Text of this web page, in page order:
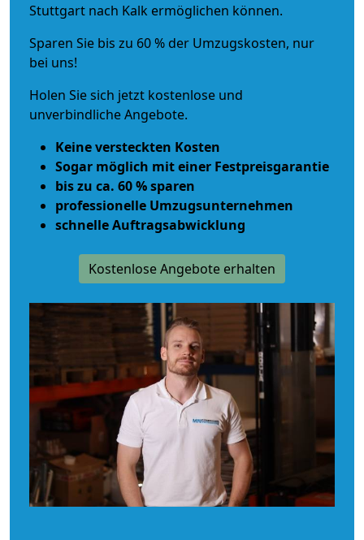
Stuttgart nach Kalk ermöglichen können.
Sparen Sie bis zu 60 % der Umzugskosten, nur
bei uns!
Holen Sie sich jetzt kostenlose und
unverbindliche Angebote.
Keine versteckten Kosten
Sogar möglich mit einer Festpreisgarantie
bis zu ca. 60 % sparen
professionelle Umzugsunternehmen
schnelle Auftragsabwicklung
Kostenlose Angebote erhalten